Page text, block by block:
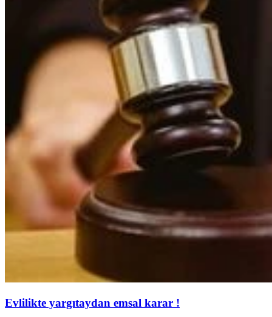
Evlilikte yargıtaydan emsal karar !